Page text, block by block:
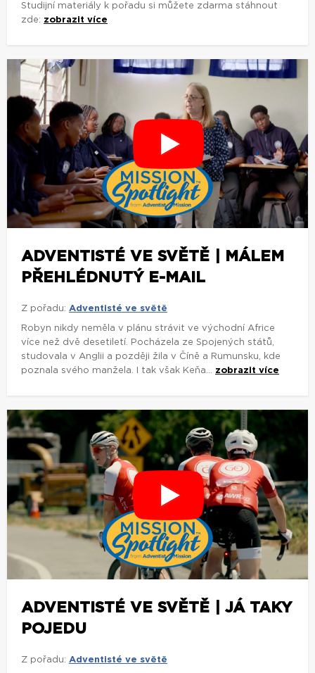
Studijní materiály k pořadu si můžete zdarma stáhnout
zde: zobrazit více
ADVENTISTÉ VE SVĚTĚ | MÁLEM
PŘEHLÉDNUTÝ E-MAIL
Z pořadu: Adventisté ve světě
Robyn nikdy neměla v plánu strávit ve východní Africe
více než dvě desetiletí. Pocházela ze Spojených států,
studovala v Anglii a později žila v Číně a Rumunsku, kde
poznala svého manžela. I tak však Keňa... zobrazit více
ADVENTISTÉ VE SVĚTĚ | JÁ TAKY
POJEDU
Z pořadu: Adventisté ve světě